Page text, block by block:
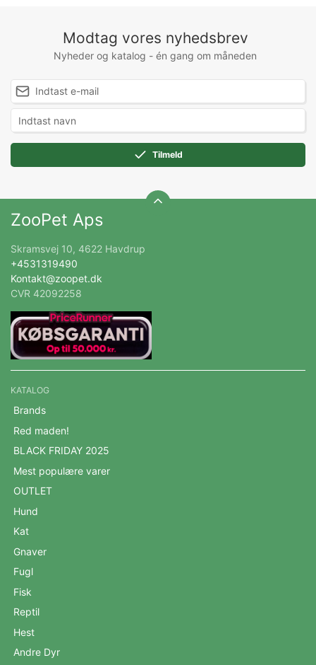
Modtag vores nyhedsbrev
Nyheder og katalog - én gang om måneden
Tilmeld
ZooPet Aps
Skramsvej 10, 4622 Havdrup
+4531319490
Kontakt@zoopet.dk
CVR 42092258
KATALOG
Brands
Red maden!
BLACK FRIDAY 2025
Mest populære varer
OUTLET
Hund
Kat
Gnaver
Fugl
Fisk
Reptil
Hest
Andre Dyr